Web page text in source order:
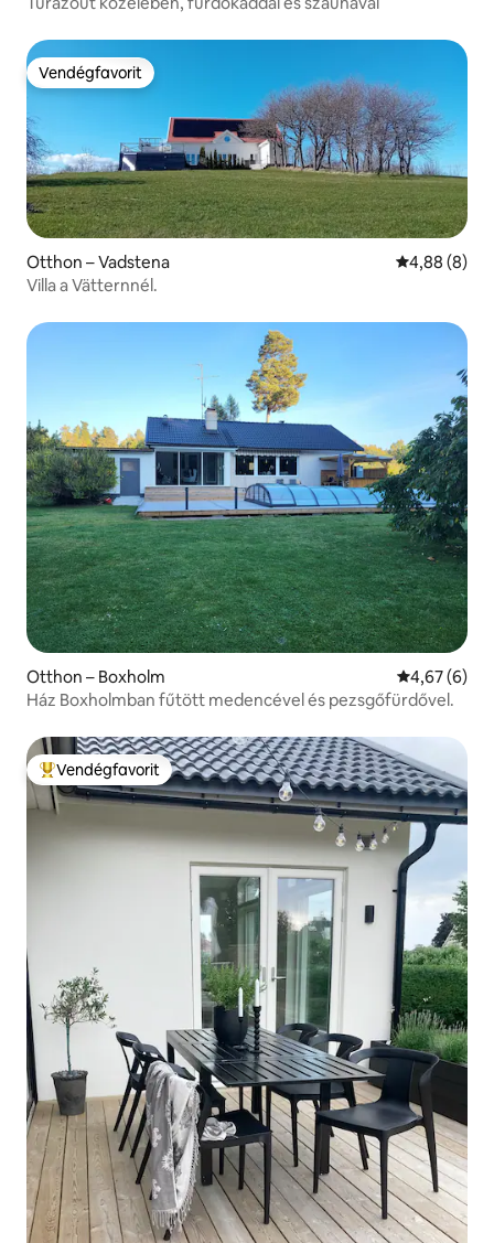
Vendégfavorit
Vendégfavorit
Otthon – Vadstena Átlagos
4,88 (8)
Villa a Vätternnél.
Otthon – Boxholm Átlagos
4,67 (6)
Ház Boxholmban fűtött medencével és pezsgőfürdővel.
Kiemelt vendégfavorit
Vendégfavorit